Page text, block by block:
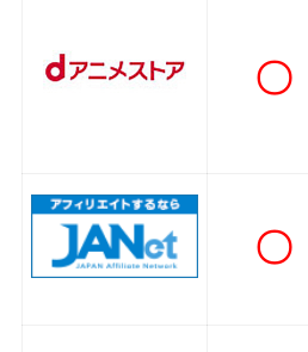
〇
〇